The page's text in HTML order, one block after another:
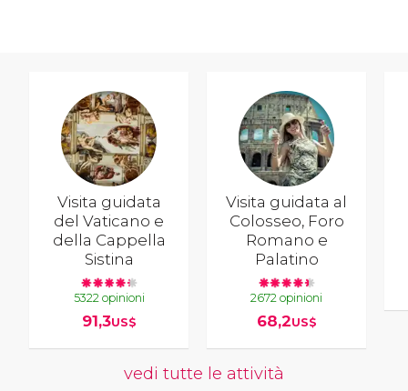
Visita guidata
del Vaticano e
della Cappella
Sistina
5322 opinioni
91,3US$
Visita guidata al
Colosseo, Foro
Romano e
Palatino
2672 opinioni
68,2US$
vedi tutte le attività